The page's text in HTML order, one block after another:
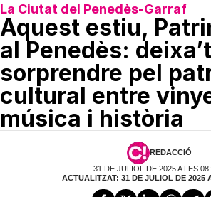
La Ciutat del Penedès-Garraf
Aquest estiu,
al Penedès: deixa’t
sorprendre pel
cultural entre
música i història
REDACCIÓ
31 DE JULIOL DE 2025 A LES
ACTUALITZAT: 31 DE JULIOL DE 2025